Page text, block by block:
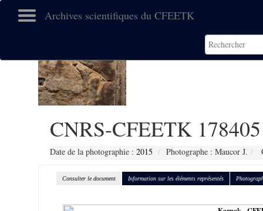
Archives scientifiques du CFEETK
CNRS-CFEETK 178405
Date de la photographie : 2015 Photographe : Maucor J.
Consulter le document Information sur les éléments représentés